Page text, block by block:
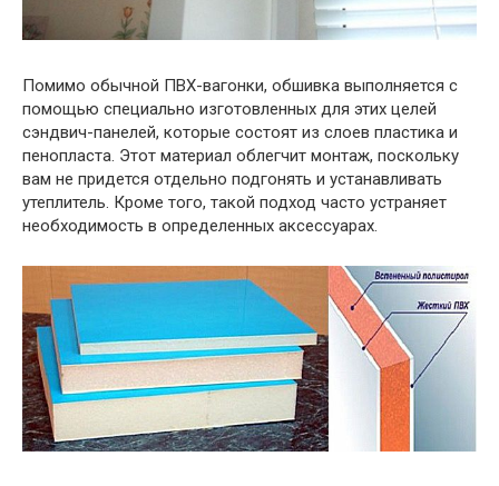
Помимо обычной ПВХ-вагонки, обшивка выполняется с
помощью специально изготовленных для этих целей
сэндвич-панелей, которые состоят из слоев пластика и
пенопласта. Этот материал облегчит монтаж, поскольку
вам не придется отдельно подгонять и устанавливать
утеплитель. Кроме того, такой подход часто устраняет
необходимость в определенных аксессуарах.